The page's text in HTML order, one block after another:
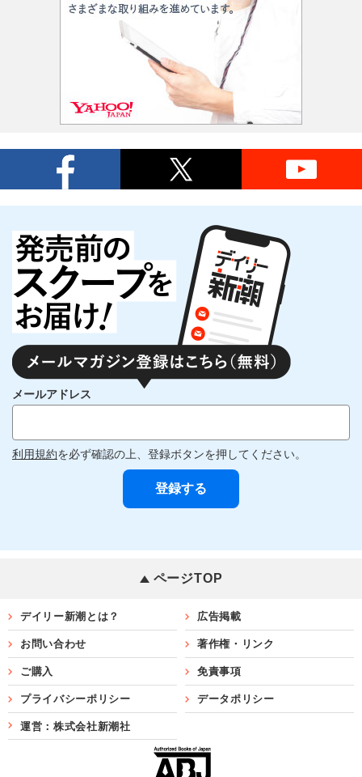
メールアドレス
利用規約を必ず確認の上、登録ボタンを押してください。
ページTOP
デイリー新潮とは？ 広告掲載
お問い合わせ 著作権・リンク
ご購入 免責事項
プライバシーポリシー データポリシー
運営：株式会社新潮社